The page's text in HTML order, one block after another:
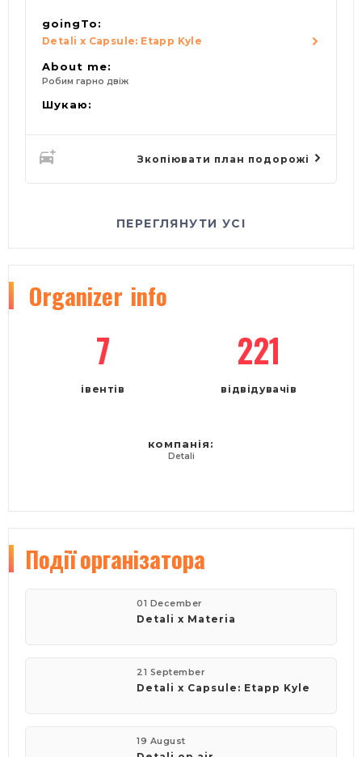
goingTo:
Detali x Capsule: Etapp Kyle
About me:
Робим гарно двіж
Шукаю:
Зкопіювати план подорожі
ПЕРЕГЛЯНУТИ УСІ
Organizer info
7
івентів
221
відвідувачів
компанія:
Detali
Подіїорганізатора
01 December
Detali x Materia
21 September
Detali x Capsule: Etapp Kyle
19 August